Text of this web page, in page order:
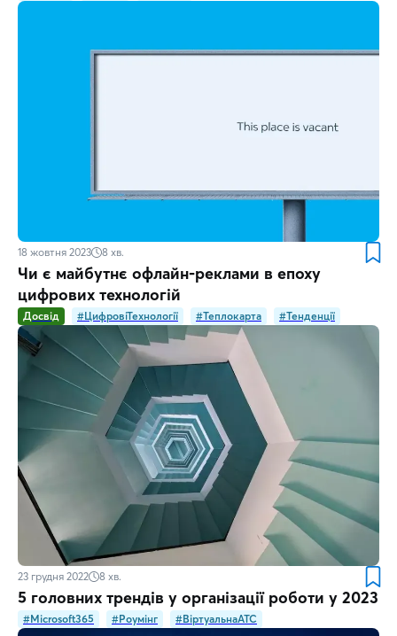
18 жовтня 2023 8 хв.
Чи є майбутнє офлайн-реклами в епоху
цифрових технологій
Досвід #ЦифровіТехнології #Теплокарта #Тенденції
23 грудня 2022 8 хв.
5 головних трендів у організації роботи у 2023
#Microsoft365 #Роумінг #ВіртуальнаATC